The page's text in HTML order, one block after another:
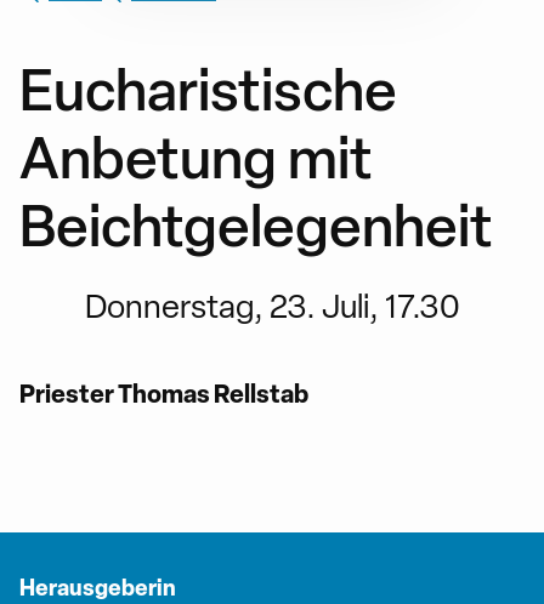
Eucharistische
Anbetung mit
Beichtgelegenheit
Donnerstag, 23. Juli, 17.30
Priester Thomas Rellstab
Herausgeberin